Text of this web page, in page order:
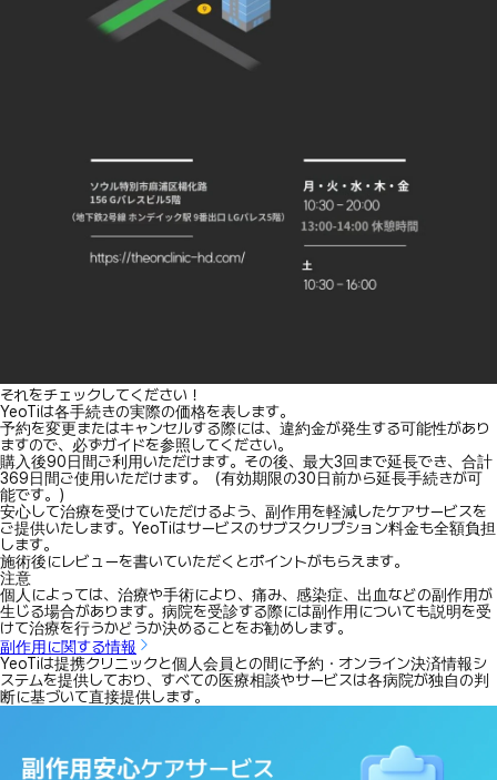
それをチェックしてください！
YeoTiは各手続きの実際の価格を表します。
予約を変更またはキャンセルする際には、違約金が発生する可能性があり
ますので、必ずガイドを参照してください。
購入後90日間ご利用いただけます。その後、最大3回まで延長でき、合計
369日間ご使用いただけます。（有効期限の30日前から延長手続きが可
能です。）
安心して治療を受けていただけるよう、副作用を軽減したケアサービスを
ご提供いたします。YeoTiはサービスのサブスクリプション料金も全額負担
します。
施術後にレビューを書いていただくとポイントがもらえます。
注意
個人によっては、治療や手術により、痛み、感染症、出血などの副作用が
生じる場合があります。病院を受診する際には副作用についても説明を受
けて治療を行うかどうか決めることをお勧めします。
副作用に関する情報
YeoTiは提携クリニックと個人会員との間に予約・オンライン決済情報シ
ステムを提供しており、すべての医療相談やサービスは各病院が独自の判
断に基づいて直接提供します。